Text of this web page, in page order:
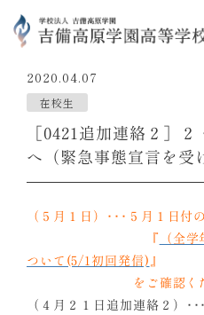
2020.04.07
在校生
［0421追加連絡２］
へ（緊急事態宣言を受
（５月１日）･･･５月１日付
『 （全
ついて(5/1初回発信) 』
をご確認くださ
（４月２１日追加連絡２）･